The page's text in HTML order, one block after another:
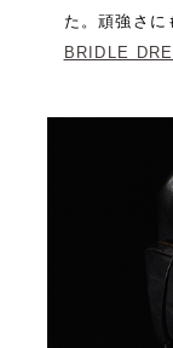
た。頑強さに
BRIDLE